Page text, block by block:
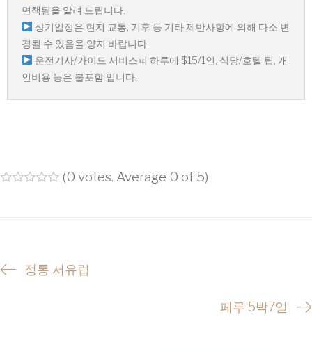
면책됨을 알려 드립니다.
상기일정은 현지 교통, 기후 등 기타 제반사항에 의해 다소 변
경될 수 있음을 양지 바랍니다.
운전기사/가이드 서비스피 하루에 $15/1인, 식당/호텔 팁, 개
인비용 등은 불포함 입니다.
(0 votes. Average 0 of 5)
P
정통 서유럽
페루 5박7일